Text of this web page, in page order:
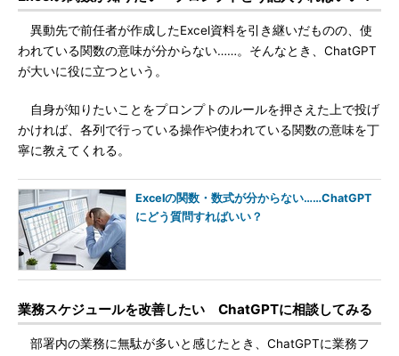
異動先で前任者が作成したExcel資料を引き継いだものの、使
われている関数の意味が分からない……。そんなとき、ChatGPT
が大いに役に立つという。
自身が知りたいことをプロンプトのルールを押さえた上で投げ
かければ、各列で行っている操作や使われている関数の意味を丁
寧に教えてくれる。
Excelの関数・数式が分からない……ChatGPT
にどう質問すればいい？
業務スケジュールを改善したい ChatGPTに相談してみる
部署内の業務に無駄が多いと感じたとき、ChatGPTに業務フ